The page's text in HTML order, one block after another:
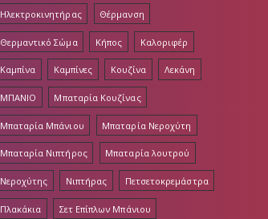
Ηλεκτροκινητήρας Θέρμανση
Θερμαντικό Σώμα Κήπος Καλοριφέρ
Καμπίνα Καμπίνες Κουζίνα Λεκάνη
ΜΠΑΝΙΟ Μπαταρία Κουζίνας
Μπαταρία Μπάνιου Μπαταρία Νεροχύτη
Μπαταρία Νιπτήρος Μπαταρία λουτρού
Νεροχύτης Νιπτήρας Πετσετοκρεμάστρα
Πλακάκια Σετ Επίπλων Μπάνιου